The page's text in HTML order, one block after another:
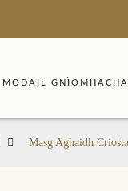
MODAIL
Masg Aghaidh